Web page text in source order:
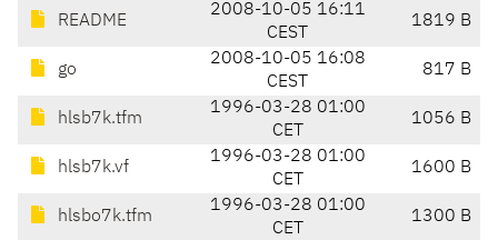
README
2008-10-05 16:11
CEST
1819 B
go
2008-10-05 16:08
CEST
817 B
hlsb7k.tfm
1996-03-28 01:00
CET
1056 B
hlsb7k.vf
1996-03-28 01:00
CET
1600 B
hlsbo7k.tfm
1996-03-28 01:00
CET
1300 B